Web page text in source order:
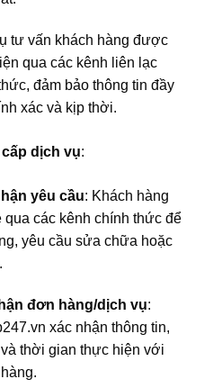
tư vấn khách hàng được
qua các kênh liên lạc
đảm bảo thông tin đầy
xác và kịp thời.
dịch vụ:
yêu cầu: Khách hàng
qua các kênh chính thức để
yêu cầu sửa chữa hoặc
đơn hàng/dịch vụ:
xác nhận thông tin,
thời gian thực hiện với